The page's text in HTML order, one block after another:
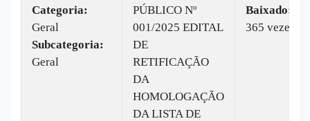
Categoria:
Geral
Subcategoria:
Geral
PÚBLICO Nº
001/2025 EDITAL
DE
RETIFICAÇÃO
DA
HOMOLOGAÇÃO
DA LISTA DE
Baixado:
365 vezes